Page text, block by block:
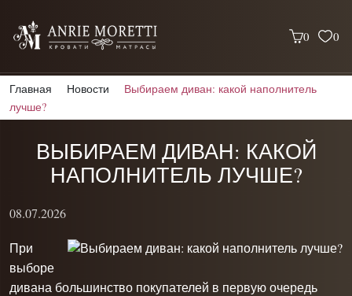
0 0
Главная Новости
Выбираем диван: какой наполнитель
лучше?
ВЫБИРАЕМ ДИВАН: КАКОЙ
НАПОЛНИТЕЛЬ ЛУЧШЕ?
08.07.2026
При
выборе
дивана большинство покупателей в первую очередь